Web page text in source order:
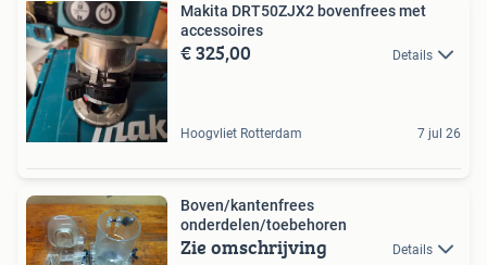
Makita DRT50ZJX2 bovenfrees met
accessoires
€ 325,00 Details
Hoogvliet Rotterdam 7 jul 26
Boven/kantenfrees
onderdelen/toebehoren
Zie omschrijving Details